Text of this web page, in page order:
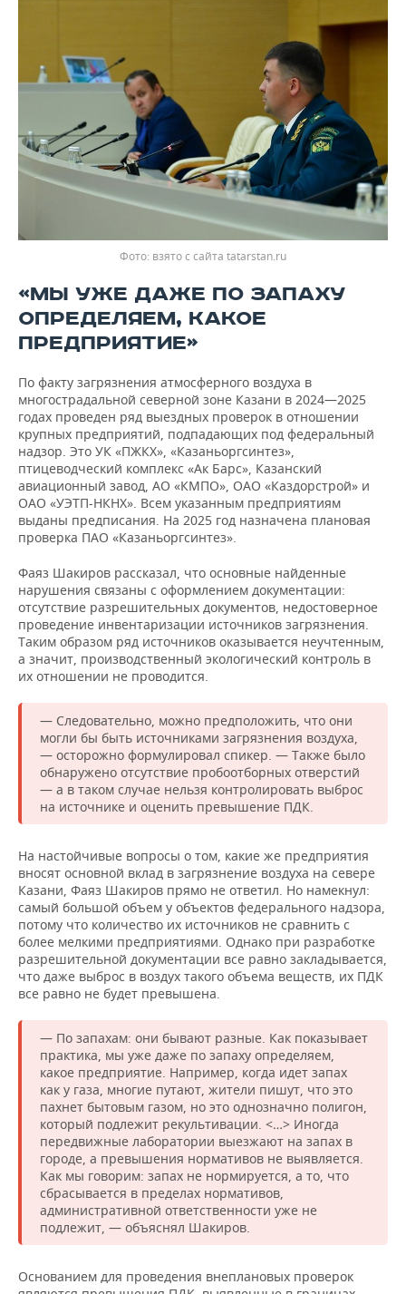
взято с сайта tatarstan.ru
«МЫ УЖЕ ДАЖЕ ПО ЗАПАХУ
ОПРЕДЕЛЯЕМ, КАКОЕ
ПРЕДПРИЯТИЕ»
По факту загрязнения атмосферного воздуха в
многострадальной северной зоне Казани в 2024—2025
годах проведен ряд выездных проверок в отношении
крупных предприятий, подпадающих под федеральный
надзор. Это УК «ПЖКХ», «Казаньоргсинтез»,
птицеводческий комплекс «Ак Барс», Казанский
авиационный завод, АО «КМПО», ОАО «Каздорстрой» и
ОАО «УЭТП-НКНХ». Всем указанным предприятиям
выданы предписания. На 2025 год назначена плановая
проверка ПАО «Казаньоргсинтез».
Фаяз Шакиров рассказал, что основные найденные
нарушения связаны с оформлением документации:
отсутствие разрешительных документов, недостоверное
проведение инвентаризации источников загрязнения.
Таким образом ряд источников оказывается неучтенным,
а значит, производственный экологический контроль в
их отношении не проводится.
— Следовательно, можно предположить, что они
могли бы быть источниками загрязнения воздуха,
— осторожно формулировал спикер. — Также было
обнаружено отсутствие пробоотборных отверстий
— а в таком случае нельзя контролировать выброс
на источнике и оценить превышение ПДК.
На настойчивые вопросы о том, какие же предприятия
вносят основной вклад в загрязнение воздуха на севере
Казани, Фаяз Шакиров прямо не ответил. Но намекнул:
самый большой объем у объектов федерального надзора,
потому что количество их источников не сравнить с
более мелкими предприятиями. Однако при разработке
разрешительной документации все равно закладывается,
что даже выброс в воздух такого объема веществ, их ПДК
все равно не будет превышена.
— По запахам: они бывают разные. Как показывает
практика, мы уже даже по запаху определяем,
какое предприятие. Например, когда идет запах
как у газа, многие путают, жители пишут, что это
пахнет бытовым газом, но это однозначно полигон,
который подлежит рекультивации. <…> Иногда
передвижные лаборатории выезжают на запах в
городе, а превышения нормативов не выявляется.
Как мы говорим: запах не нормируется, а то, что
сбрасывается в пределах нормативов,
административной ответственности уже не
подлежит, — объяснял Шакиров.
Основанием для проведения внеплановых проверок